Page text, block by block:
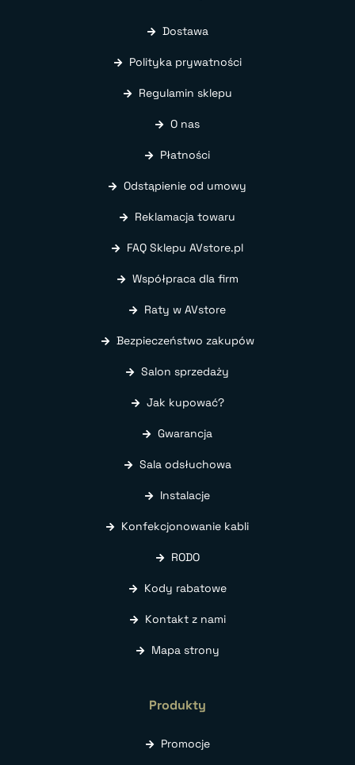
Dostawa
Polityka prywatności
Regulamin sklepu
O nas
Płatności
Odstąpienie od umowy
Reklamacja towaru
FAQ Sklepu AVstore.pl
Współpraca dla firm
Raty w AVstore
Bezpieczeństwo zakupów
Salon sprzedaży
Jak kupować?
Gwarancja
Sala odsłuchowa
Instalacje
Konfekcjonowanie kabli
RODO
Kody rabatowe
Kontakt z nami
Mapa strony
Produkty
Promocje